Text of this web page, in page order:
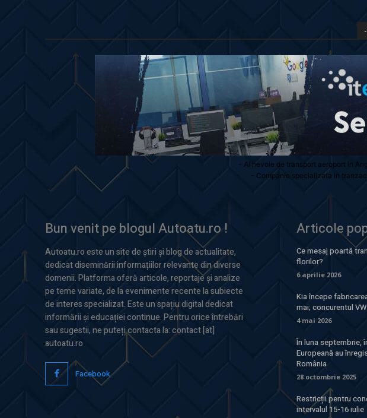
- Ai nevoie de transport aeroport in
- Companie specializata in
Bun venit pe blogul Autoatu.ro !
Autoatu.ro este un site de știri și blog de actualitate,
dedicat diseminării informațiilor relevante din diverse
domenii. Platforma oferă articole, reportaje și analize
pe teme variate, de la evenimente recente la subiecte
de interes specializat. Este un spațiu digital dedicat
informării și educației continue. Pentru orice întrebări
sau sugestii, ne puteți contacta la: contact [at]
autoatu.ro
Facebook
Articole
Ce mesaj poartă
florilor?
6 aprilie 2026
Kia începe
mai; concurentul
4 mai 2026
În luna septembrie,
Europeană au
România
28 octombrie 2025
Restricții pentru
intervalul 15-16 iulie